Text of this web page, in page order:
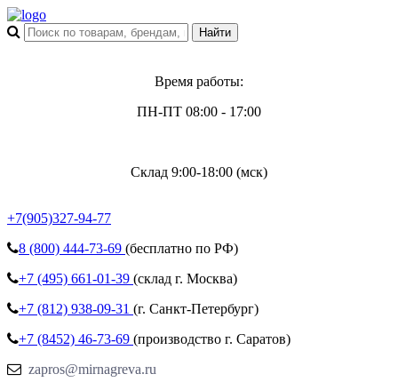
Время работы:
ПН-ПТ 08:00 - 17:00
Склад 9:00-18:00 (мск)
+7(905)327-94-77
8 (800) 444-73-69 (бесплатно по РФ)
+7 (495) 661-01-39 (склад г. Москва)
+7 (812) 938-09-31 (г. Санкт-Петербург)
+7 (8452) 46-73-69 (производство г. Саратов)
zapros@mirnagreva.ru